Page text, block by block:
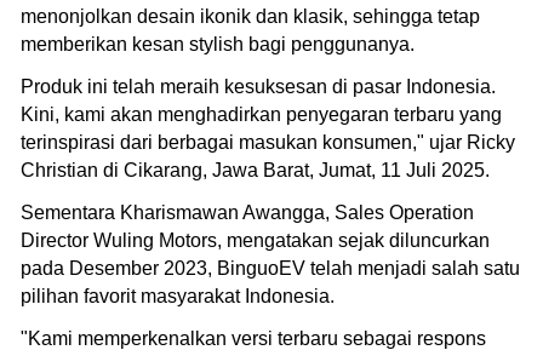
menonjolkan desain ikonik dan klasik, sehingga tetap
memberikan kesan stylish bagi penggunanya.
Produk ini telah meraih kesuksesan di pasar Indonesia.
Kini, kami akan menghadirkan penyegaran terbaru yang
terinspirasi dari berbagai masukan konsumen," ujar Ricky
Christian di Cikarang, Jawa Barat, Jumat, 11 Juli 2025.
Sementara Kharismawan Awangga, Sales Operation
Director Wuling Motors, mengatakan sejak diluncurkan
pada Desember 2023, BinguoEV telah menjadi salah satu
pilihan favorit masyarakat Indonesia.
"Kami memperkenalkan versi terbaru sebagai respons